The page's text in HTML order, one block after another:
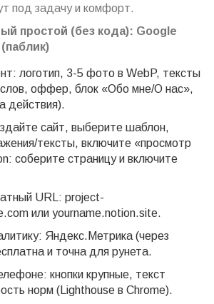
под задачу и комфорт.
простой (без кода): Google
логотип, 3-5 фото в WebP, тексты
слов, оффер, блок «Обо мне/О нас»,
действия).
сайт, выберите шаблон,
тексты, включите «просмотр
соберите страницу и включите
URL: project-
или yourname.notion.site.
Яндекс.Метрика (через
и точна для рунета.
кнопки крупные, текст
норм (Lighthouse в Chrome).